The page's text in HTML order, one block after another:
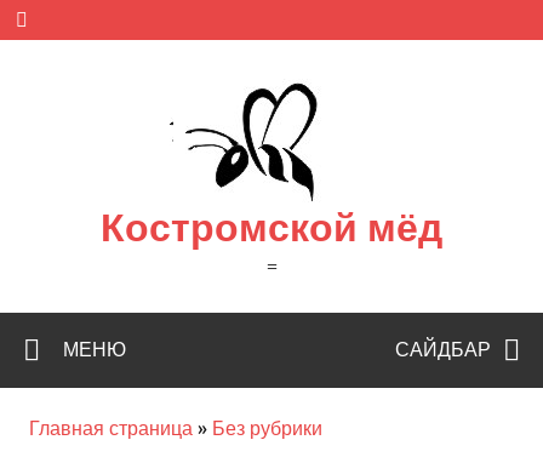
Skip
content
Костромской мёд
=
САЙДБАР
МЕНЮ
Главная страница » Без рубрики